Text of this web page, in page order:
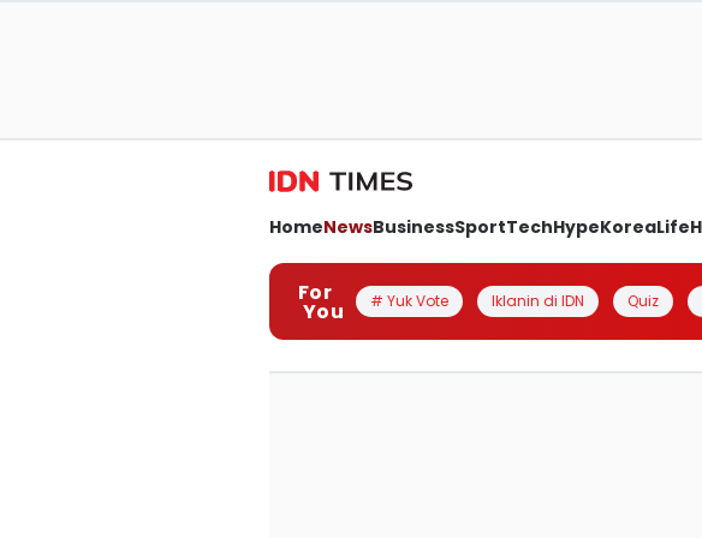
HomeNewsBusinessSportTechHypeKoreaLife
For
You # Yuk Vote Iklanin di IDN Quiz